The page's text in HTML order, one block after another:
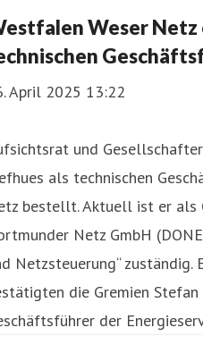
Weser Netz
April 2025 13:22
und
als technischen
bestellt. Aktuell ist er als
Netz GmbH
Netzsteuerung“ zuständig.
die Gremien
der